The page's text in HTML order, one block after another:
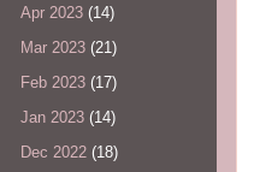
Apr 2023 (14)
Mar 2023 (21)
Feb 2023 (17)
Jan 2023 (14)
Dec 2022 (18)